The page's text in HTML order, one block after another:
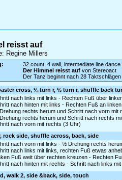
reisst auf
Regine Millers
32 count, 4 wall, intermediate line dance
Der Himmel reisst aufvon Stereoact
Der Tanz beginnt nach 28
cross, ¼ turn r, ½ turn r, shuffle back
nach links mit links - Rechten Fuß über
nach hinten mit links - Rechten Fuß an
rechts herum und Schritt nach vorn
rechts herum und Schritt nach rechts
nach vorn mit rechts (3 Uhr)
rock side, shuffle across, back, side
nach vorn mit links - ½ Drehung rechts
nach links mit links, rechten Fuß etwas
Fuß weit über rechten kreuzen - Rechten
nach hinten mit rechts - Schritt nach links mit
walk 2, side &back, side, touch